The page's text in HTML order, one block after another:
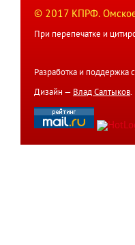
© 2017 КПРФ. Омское
При перепечатке и
Разработка и поддержка
Дизайн — Влад Салтыков.